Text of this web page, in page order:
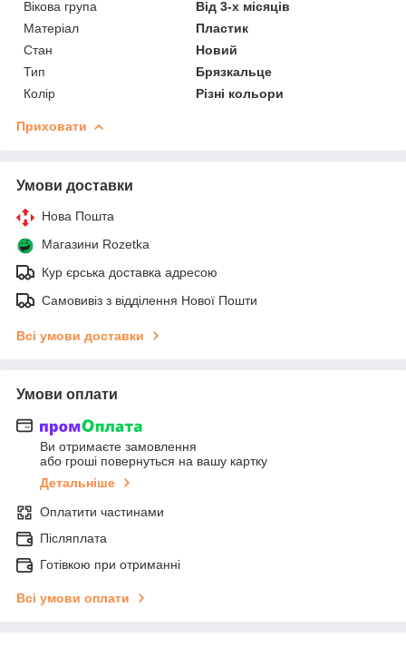
Вікова група
Від 3-х місяців
Матеріал
Пластик
Стан
Новий
Тип
Брязкальце
Колір
Різні кольори
Приховати
Умови доставки
Нова Пошта
Магазини Rozetka
Кур єрська доставка адресою
Самовивіз з відділення Нової Пошти
Всі умови доставки
Умови оплати
Ви отримаєте замовлення
або гроші повернуться на вашу картку
Детальніше
Оплатити частинами
Післяплата
Готівкою при отриманні
Всі умови оплати